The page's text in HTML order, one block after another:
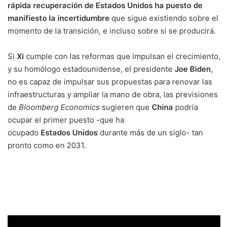
rápida recuperación de Estados Unidos ha puesto de
manifiesto la incertidumbre que sigue existiendo sobre el
momento de la transición, e incluso sobre si se producirá.
Si Xi cumple con las reformas que impulsan el crecimiento,
y su homólogo estadounidense, el presidente Joe Biden,
no es capaz de impulsar sus propuestas para renovar las
infraestructuras y ampliar la mano de obra, las previsiones
de Bloomberg Economics sugieren que China podría
ocupar el primer puesto -que ha
ocupado Estados Unidos durante más de un siglo- tan
pronto como en 2031.